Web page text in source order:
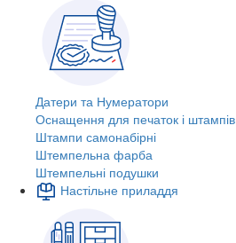
Датери та Нумератори
Оснащення для печаток і штампів
Штампи самонабірні
Штемпельна фарба
Штемпельні подушки
Настільне приладдя